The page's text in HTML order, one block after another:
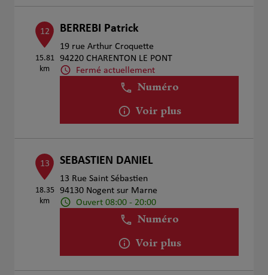
12
15.81
km
BERREBI Patrick
19 rue Arthur Croquette
94220 CHARENTON LE PONT
Fermé actuellement
Numéro
Voir plus
13
18.35
km
SEBASTIEN DANIEL
13 Rue Saint Sébastien
94130 Nogent sur Marne
Ouvert 08:00 - 20:00
Numéro
Voir plus